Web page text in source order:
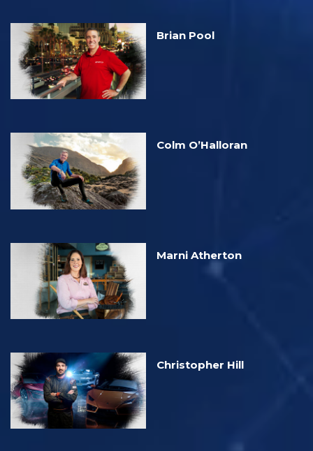
Brian Pool
Colm O’Halloran
Marni Atherton
Christopher Hill